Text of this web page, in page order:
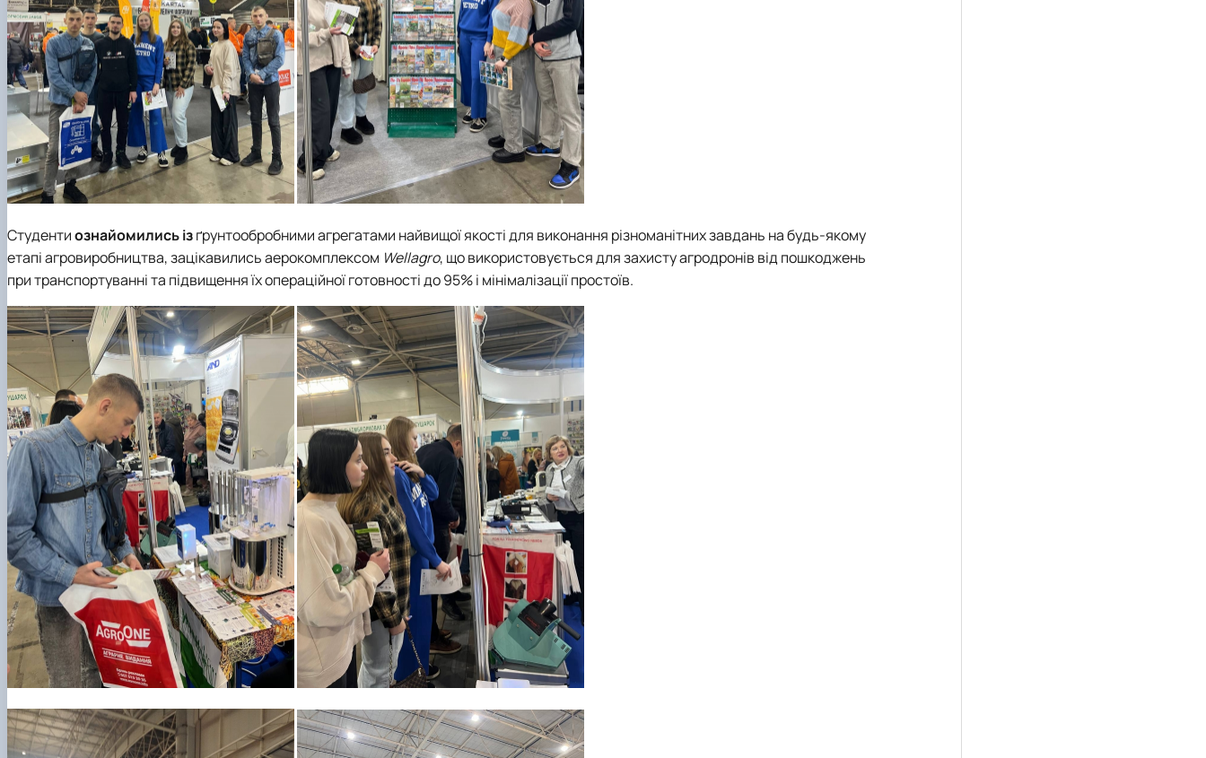
Студентиознайомились ізґрунтообробними агрегатами найвищої якості для виконання різноманітних завдань на будь-якому
етапі агровиробництва, зацікавились аерокомплексом Wellagro, що використовується для захисту агродронів від пошкоджень
при транспортуванні та підвищення їх операційної готовності до 95% і мінімалізації простоїв.